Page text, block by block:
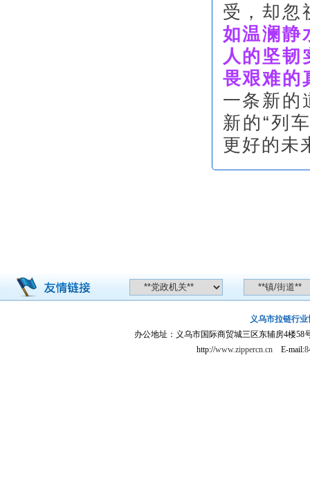
受，却忽
如温澜静
人的坚韧
畏艰难的
一条新的
新的“列
更好的未
义乌市拉链行业
办公地址：义乌市国际商贸城三区东辅房4楼58
http://www.zippercn.cn E-mail: